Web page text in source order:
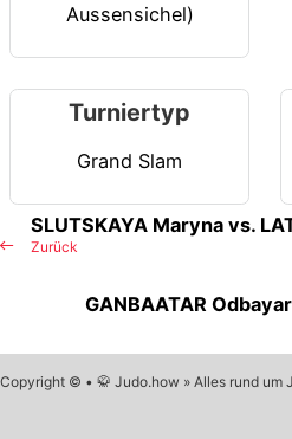
Aussensichel)
Turniertyp
Grand Slam
Zurück
SLUTSKAYA Maryna vs.
GANBAATAR
Copyright © • 🥋 Judo.how » Alles rund um